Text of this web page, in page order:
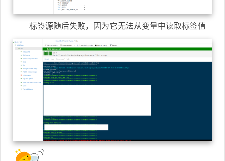
标签源随后失败，因为它无法从变量中读取标签值